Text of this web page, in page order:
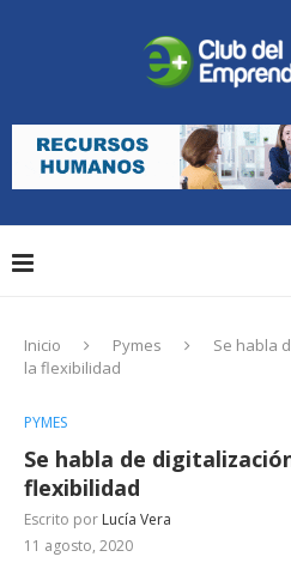
Inicio Pymes
Se habla
la flexibilidad
PYMES
Se habla de
flexibilidad
Escrito por Lucía Vera
11 agosto, 2020